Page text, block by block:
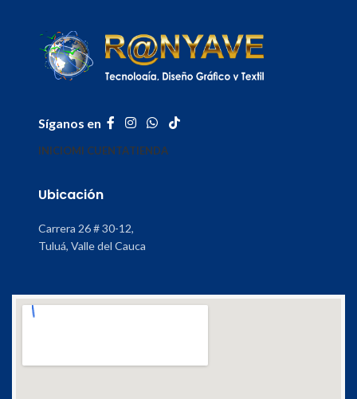
Síganos en
INICIOMI CUENTATIENDA
Ubicación
Carrera 26 # 30-12,
Tuluá, Valle del Cauca